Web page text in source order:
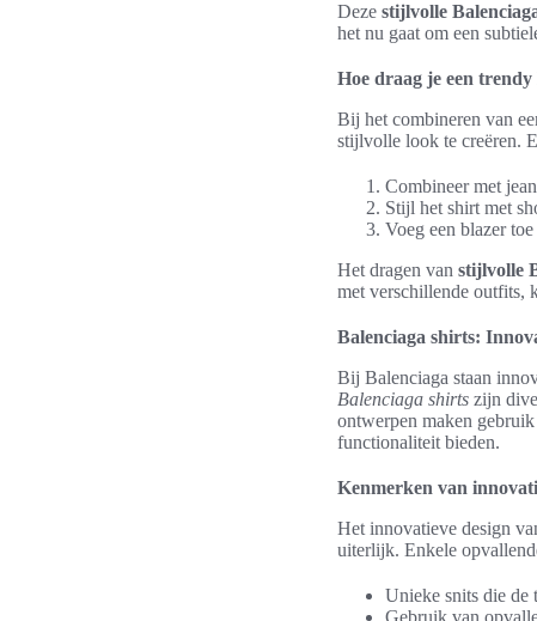
Deze stijlvolle
het nu gaat om een
Hoe draag je een
Bij het combineren van
stijlvolle look te creëren.
Combineer met
Stijl het shirt met
Voeg een blazer
Het dragen van stijlvolle
met verschillende outfits,
Balenciaga shirts:
Bij Balenciaga staan
Balenciaga shirts zijn
ontwerpen maken
functionaliteit bieden.
Kenmerken van
Het innovatieve design
uiterlijk. Enkele
Unieke snits die de
Gebruik van